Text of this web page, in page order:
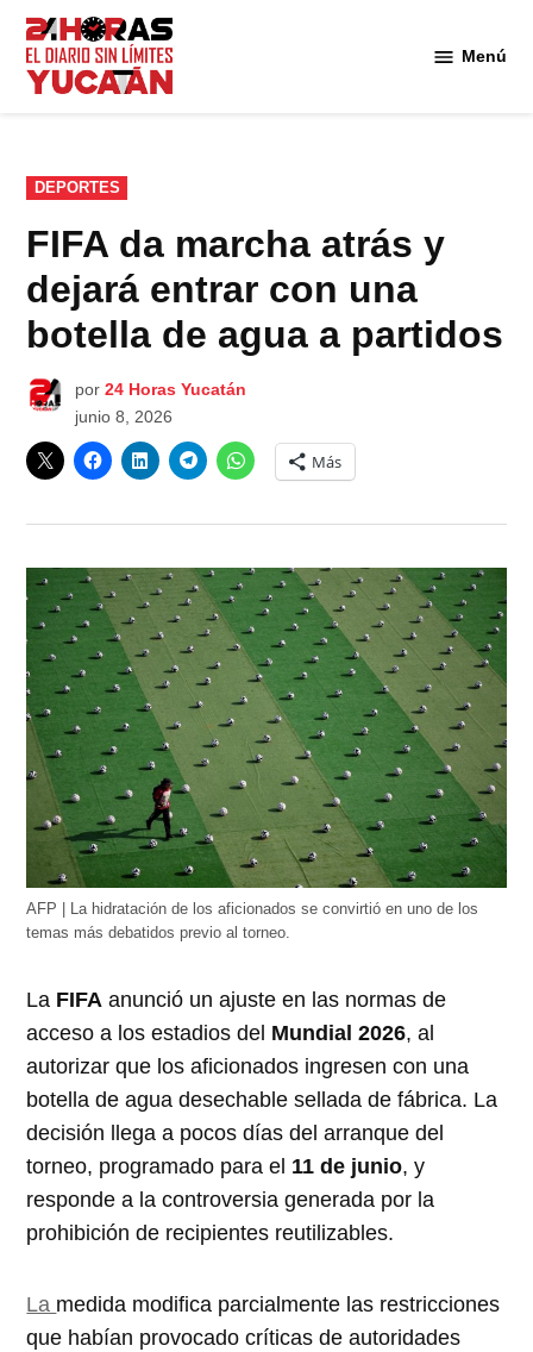
Saltar
contenido
Menú
PUBLICADO
EN
DEPORTES
FIFA da marcha atrás y
dejará entrar con una
botella de agua a partidos
por 24 Horas Yucatán
junio 8, 2026
Más
AFP | La hidratación de los aficionados se convirtió en uno de los
temas más debatidos previo al torneo.
La FIFA anunció un ajuste en las normas de
acceso a los estadios del Mundial 2026, al
autorizar que los aficionados ingresen con una
botella de agua desechable sellada de fábrica. La
decisión llega a pocos días del arranque del
torneo, programado para el 11 de junio, y
responde a la controversia generada por la
prohibición de recipientes reutilizables.
La medida modifica parcialmente las restricciones
que habían provocado críticas de autoridades